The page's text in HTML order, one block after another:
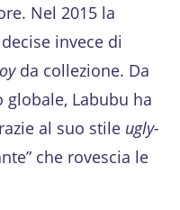
Nel 2015 la
invece di
da collezione. Da
Labubu ha
al suo stile ugly-
che rovescia le